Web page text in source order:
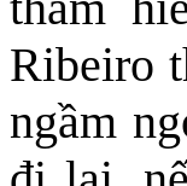
Ribeiro
ngầm